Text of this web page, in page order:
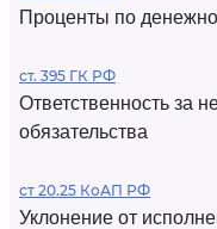
Проценты по
ст. 395 ГК РФ
Ответственность за
обязательства
ст 20.25 КоАП РФ
Уклонение от